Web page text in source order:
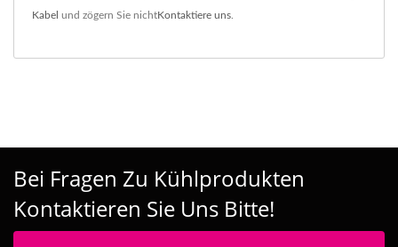
Kabel und zögern Sie nichtKontaktiere uns
Bei Fragen Zu Kühlprodukten
Kontaktieren Sie Uns Bitte!